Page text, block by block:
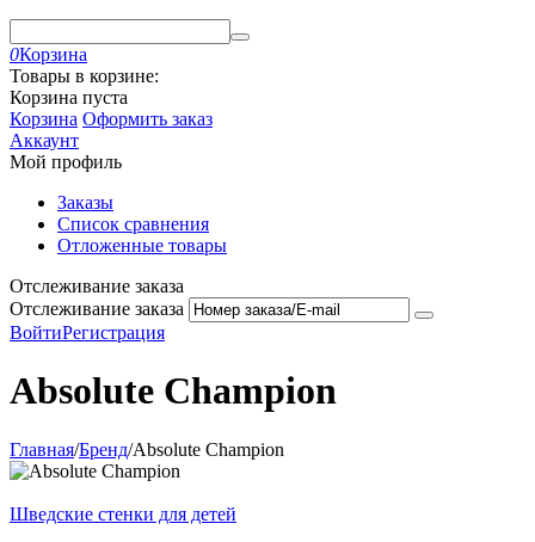
0Корзина
Товары в корзине:
Корзина пуста
Корзина Оформить заказ
Аккаунт
Мой профиль
Заказы
Список сравнения
Отложенные товары
Отслеживание заказа
Отслеживание заказа
ВойтиРегистрация
Absolute Champion
Главная/Бренд/Absolute Champion
Шведские стенки для детей